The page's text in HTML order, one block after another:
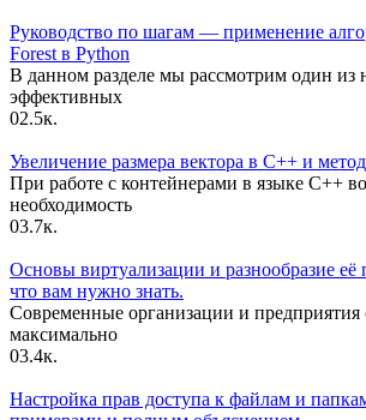
Руководство по шагам — применение
Forest в Python
В данном разделе мы рассмотрим один из
эффективных
02.5к.
Увеличение размера вектора в C++ и
При работе с контейнерами в языке C++
необходимость
03.7к.
Основы виртуализации и разнообразие
что вам нужно знать.
Современные организации и предприятия
максимально
03.4к.
Настройка прав доступа к файлам и